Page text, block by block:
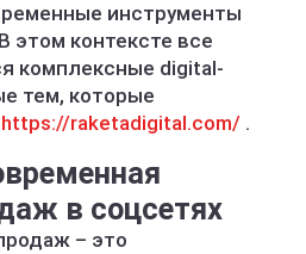
инструменты
этом контексте все
комплексные digital-
тем, которые
https://raketadigital.com/ .
в соцсетях
– это